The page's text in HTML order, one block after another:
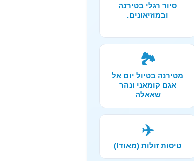
סיור רגלי בטירנה
ובמוזיאונים.
🏞️
מטירנה בטיול יום אל
אגם קומאני ונהר
שאאלה
✈️
טיסות זולות (מאוד!)